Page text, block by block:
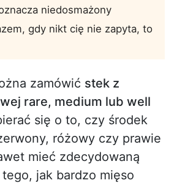
niedosmażony
gdy nikt cię nie zapyta, to
zamówić stek z
rare, medium lub well
się o to, czy środek
różowy czy prawie
mieć zdecydowaną
jak bardzo mięso